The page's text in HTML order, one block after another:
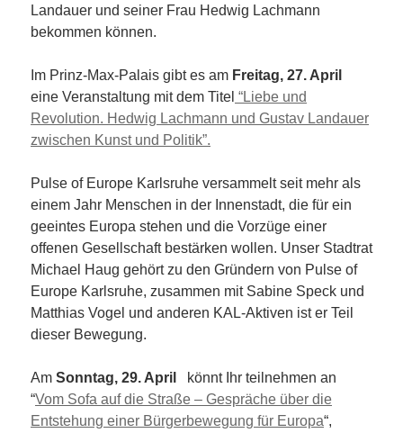
Landauer und seiner Frau Hedwig Lachmann
bekommen können.
Im Prinz-Max-Palais gibt es am Freitag, 27. April
eine Veranstaltung mit dem Titel “Liebe und
Revolution. Hedwig Lachmann und Gustav Landauer
zwischen Kunst und Politik”.
Pulse of Europe Karlsruhe versammelt seit mehr als
einem Jahr Menschen in der Innenstadt, die für ein
geeintes Europa stehen und die Vorzüge einer
offenen Gesellschaft bestärken wollen. Unser Stadtrat
Michael Haug gehört zu den Gründern von Pulse of
Europe Karlsruhe, zusammen mit Sabine Speck und
Matthias Vogel und anderen KAL-Aktiven ist er Teil
dieser Bewegung.
Am Sonntag, 29. April
könnt Ihr teilnehmen an
“Vom Sofa auf die Straße – Gespräche über die
Entstehung einer Bürgerbewegung für Europa“,